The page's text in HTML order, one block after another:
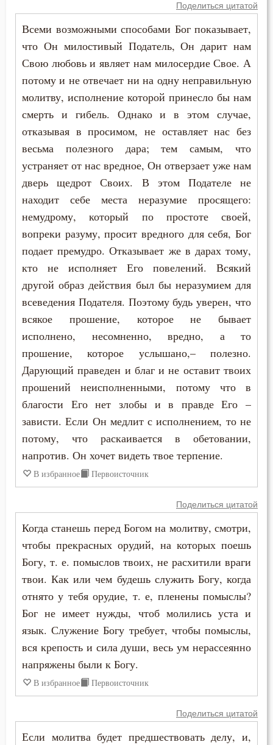
Поделиться цитатой
Всеми возможными способами Бог показывает,
что Он милостивый Податель, Он дарит нам
Свою любовь и являет нам милосердие Свое. А
потому и не отвечает ни на одну неправильную
молитву, исполнение которой принесло бы нам
смерть и гибель. Однако и в этом случае,
отказывая в просимом, не оставляет нас без
весьма полезного дара; тем самым, что
устраняет от нас вредное, Он отверзает уже нам
дверь щедрот Своих. В этом Подателе не
находит себе места неразумие просящего:
немудрому, который по простоте своей,
вопреки разуму, просит вредного для себя, Бог
подает премудро. Отказывает же в дарах тому,
кто не исполняет Его повелений. Всякий
другой образ действия был бы неразумием для
всеведения Подателя. Поэтому будь уверен, что
всякое прошение, которое не бывает
исполнено, несомненно, вредно, а то
прошение, которое услышано,– полезно.
Дарующий праведен и благ и не оставит твоих
прошений неисполненными, потому что в
благости Его нет злобы и в правде Его –
зависти. Если Он медлит с исполнением, то не
потому, что раскаивается в обетовании,
напротив. Он хочет видеть твое терпение.
В избранное Первоисточник
Поделиться цитатой
Когда станешь перед Богом на молитву, смотри,
чтобы прекрасных орудий, на которых поешь
Богу, т. е. помыслов твоих, не расхитили враги
твои. Как или чем будешь служить Богу, когда
отнято у тебя орудие, т. е, пленены помыслы?
Бог не имеет нужды, чтоб молились уста и
язык. Служение Богу требует, чтобы помыслы,
вся крепость и сила души, весь ум нерассеянно
напряжены были к Богу.
В избранное Первоисточник
Поделиться цитатой
Если молитва будет предшествовать делу, и,